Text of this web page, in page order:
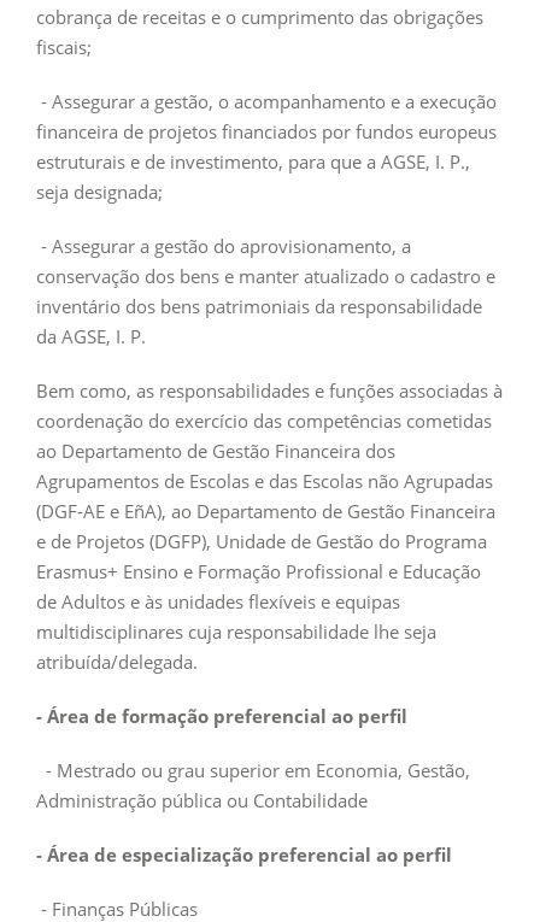
cobrança de receitas e o cumprimento das obrigações
fiscais;
- Assegurar a gestão, o acompanhamento e a execução
financeira de projetos financiados por fundos europeus
estruturais e de investimento, para que a AGSE, I. P.,
seja designada;
- Assegurar a gestão do aprovisionamento, a
conservação dos bens e manter atualizado o cadastro e
inventário dos bens patrimoniais da responsabilidade
da AGSE, I. P.
Bem como, as responsabilidades e funções associadas à
coordenação do exercício das competências cometidas
ao Departamento de Gestão Financeira dos
Agrupamentos de Escolas e das Escolas não Agrupadas
(DGF-AE e EñA), ao Departamento de Gestão Financeira
e de Projetos (DGFP), Unidade de Gestão do Programa
Erasmus+ Ensino e Formação Profissional e Educação
de Adultos e às unidades flexíveis e equipas
multidisciplinares cuja responsabilidade lhe seja
atribuída/delegada.
- Área de formação preferencial ao perfil
- Mestrado ou grau superior em Economia, Gestão,
Administração pública ou Contabilidade
- Área de especialização preferencial ao perfil
- Finanças Públicas